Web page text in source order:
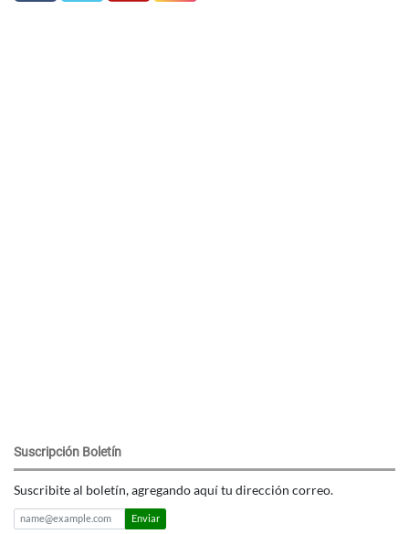
Suscripción Boletín
Suscribite al boletín, agregando aquí tu dirección correo.
Enviar